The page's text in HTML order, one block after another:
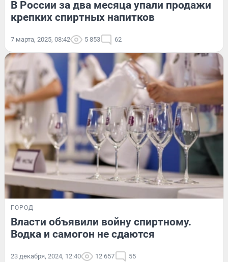
В России за два месяца упали продажи
крепких спиртных напитков
7 марта, 2025, 08:42 5 853 62
ГОРОД
Власти объявили войну спиртному.
Водка и самогон не сдаются
23 декабря, 2024, 12:40 12 657 55